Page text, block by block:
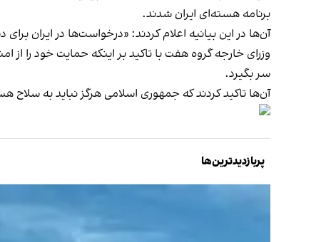
برنامه هسته‌ای ایران شدند.
آن‌ها در این بیانیه اعلام کردند: «درخواست‌ها در ایران
وزرای خارجه گروه هفت با تاکید بر اینکه حمایت خود را از
سر بگیرد.
آن‌ها تاکید کردند که جمهوری اسلامی هرگز نباید به
پربازدیدترین‌ها